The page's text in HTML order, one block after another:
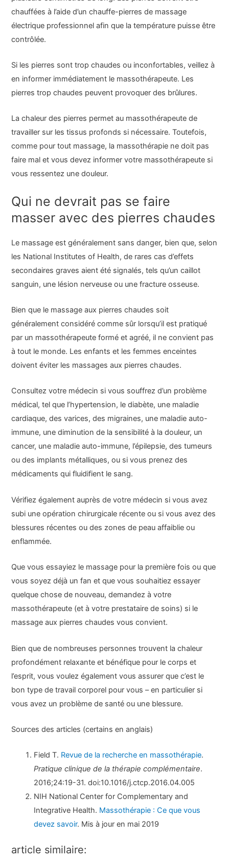
chauffées à l’aide d’un chauffe-pierres de massage
électrique professionnel afin que la température puisse être
contrôlée.
Si les pierres sont trop chaudes ou inconfortables, veillez à
en informer immédiatement le massothérapeute. Les
pierres trop chaudes peuvent provoquer des brûlures.
La chaleur des pierres permet au massothérapeute de
travailler sur les tissus profonds si nécessaire. Toutefois,
comme pour tout massage, la massothérapie ne doit pas
faire mal et vous devez informer votre massothérapeute si
vous ressentez une douleur.
Qui ne devrait pas se faire
masser avec des pierres chaudes
Le massage est généralement sans danger, bien que, selon
les National Institutes of Health, de rares cas d’effets
secondaires graves aient été signalés, tels qu’un caillot
sanguin, une lésion nerveuse ou une fracture osseuse.
Bien que le massage aux pierres chaudes soit
généralement considéré comme sûr lorsqu’il est pratiqué
par un massothérapeute formé et agréé, il ne convient pas
à tout le monde. Les enfants et les femmes enceintes
doivent éviter les massages aux pierres chaudes.
Consultez votre médecin si vous souffrez d’un problème
médical, tel que l’hypertension, le diabète, une maladie
cardiaque, des varices, des migraines, une maladie auto-
immune, une diminution de la sensibilité à la douleur, un
cancer, une maladie auto-immune, l’épilepsie, des tumeurs
ou des implants métalliques, ou si vous prenez des
médicaments qui fluidifient le sang.
Vérifiez également auprès de votre médecin si vous avez
subi une opération chirurgicale récente ou si vous avez des
blessures récentes ou des zones de peau affaiblie ou
enflammée.
Que vous essayiez le massage pour la première fois ou que
vous soyez déjà un fan et que vous souhaitiez essayer
quelque chose de nouveau, demandez à votre
massothérapeute (et à votre prestataire de soins) si le
massage aux pierres chaudes vous convient.
Bien que de nombreuses personnes trouvent la chaleur
profondément relaxante et bénéfique pour le corps et
l’esprit, vous voulez également vous assurer que c’est le
bon type de travail corporel pour vous – en particulier si
vous avez un problème de santé ou une blessure.
Sources des articles (certains en anglais)
Field T. Revue de la recherche en massothérapie.
Pratique clinique de la thérapie complémentaire.
2016;24:19-31. doi:10.1016/j.ctcp.2016.04.005
NIH National Center for Complementary and
Integrative Health. Massothérapie : Ce que vous
devez savoir. Mis à jour en mai 2019
article similaire: